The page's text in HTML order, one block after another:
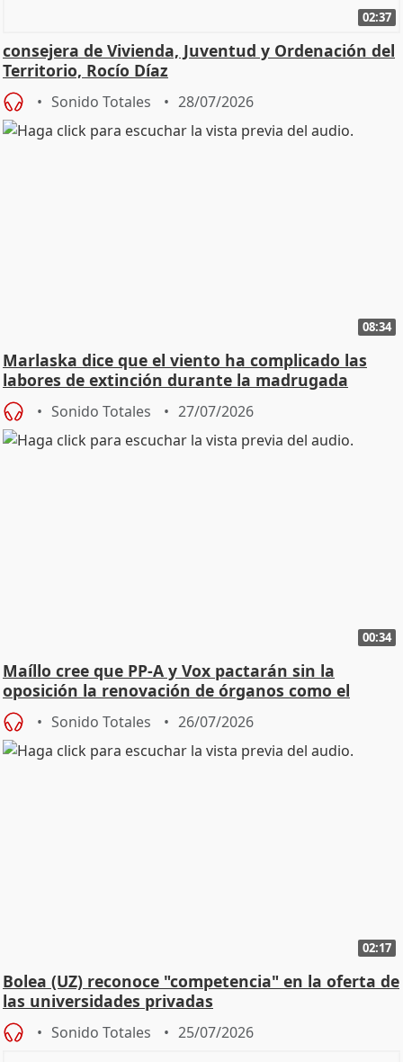
02:37
consejera de Vivienda, Juventud y Ordenación del
Territorio, Rocío Díaz
Sonido Totales 28/07/2026
08:34
Marlaska dice que el viento ha complicado las
labores de extinción durante la madrugada
Sonido Totales 27/07/2026
00:34
Maíllo cree que PP-A y Vox pactarán sin la
oposición la renovación de órganos como el
Defensor
Sonido Totales 26/07/2026
02:17
Bolea (UZ) reconoce "competencia" en la oferta de
las universidades privadas
Sonido Totales 25/07/2026